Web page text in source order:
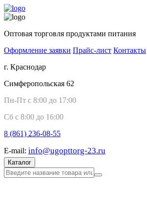
Оптовая торговля продуктами питания
Оформление заявки Прайс-лист Контакты
г. Краснодар
Симферопольская 62
Пн-Пт с 8:00 до 17:00
Сб с 8:00 до 16:00
8 (861) 236-08-55
E-mail: info@ugopttorg-23.ru
Каталог